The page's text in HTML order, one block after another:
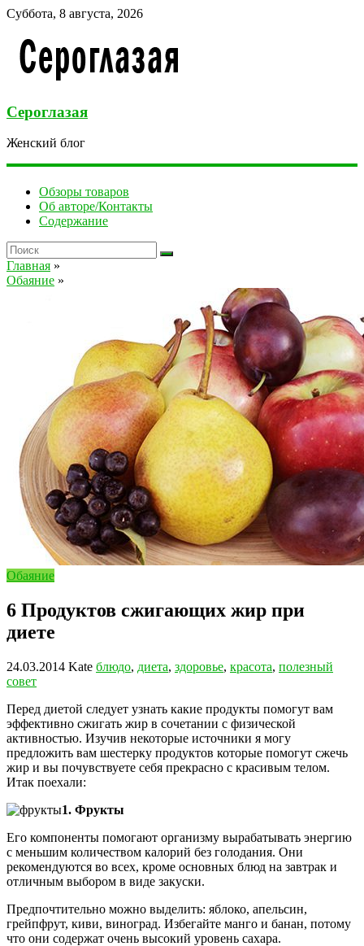
Суббота, 8 августа, 2026
Сероглазая
Женский блог
Обзоры товаров
Об авторе/Контакты
Содержание
Главная »
Обаяние »
Обаяние
6 Продуктов сжигающих жир при
диете
24.03.2014 Kate блюдо, диета, здоровье, красота, полезный
совет
Перед диетой следует узнать какие продукты помогут вам
эффективно сжигать жир в сочетании с физической
активностью. Изучив некоторые источники я могу
предложить вам шестерку продуктов которые помогут сжечь
жир и вы почувствуете себя прекрасно с красивым телом.
Итак поехали:
1. Фрукты
Его компоненты помогают организму вырабатывать энергию
с меньшим количеством калорий без голодания. Они
рекомендуются во всех, кроме основных блюд на завтрак и
отличным выбором в виде закуски.
Предпочтительно можно выделить: яблоко, апельсин,
грейпфрут, киви, виноград. Избегайте манго и банан, потому
что они содержат очень высокий уровень сахара.